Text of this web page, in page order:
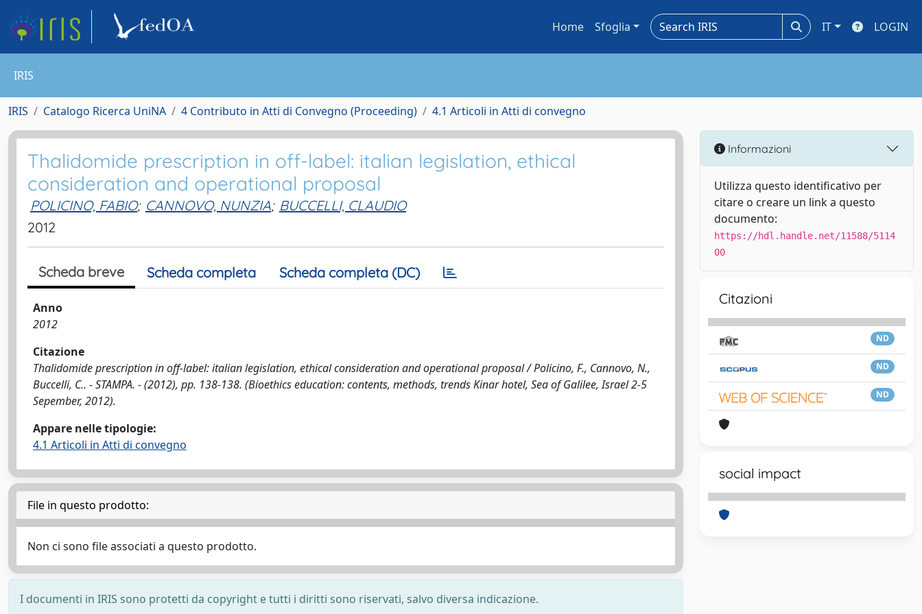
Home Sfoglia IT LOGIN
IRIS
IRIS Catalogo Ricerca UniNA 4 Contributo in Atti di Convegno (Proceeding) 4.1 Articoli in Atti di convegno
Thalidomide prescription in off-label: italian legislation, ethical
consideration and operational proposal
POLICINO, FABIO; CANNOVO, NUNZIA; BUCCELLI, CLAUDIO
2012
Scheda breve Scheda completa Scheda completa (DC)
Anno
2012
Citazione
Thalidomide prescription in off-label: italian legislation, ethical consideration and operational proposal / Policino, F., Cannovo, N.,
Buccelli, C.. - STAMPA. - (2012), pp. 138-138. (Bioethics education: contents, methods, trends Kinar hotel, Sea of Galilee, Israel 2-5
Sepember, 2012).
Appare nelle tipologie:
4.1 Articoli in Atti di convegno
File in questo prodotto:
Non ci sono file associati a questo prodotto.
I documenti in IRIS sono protetti da copyright e tutti i diritti sono riservati, salvo diversa indicazione.
Informazioni
Utilizza questo identificativo per
citare o creare un link a questo
documento:
https://hdl.handle.net/11588/5114
00
Citazioni
ND
ND
ND
social impact